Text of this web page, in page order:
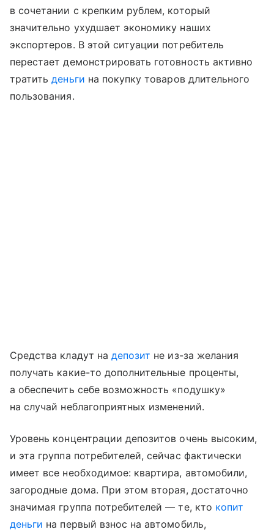
в сочетании с крепким рублем, который
значительно ухудшает экономику наших
экспортеров. В этой ситуации потребитель
перестает демонстрировать готовность активно
тратитьденьги на покупку товаров длительного
пользования.
Средства кладут на депозит не из-за желания
получать какие-то дополнительные проценты,
а обеспечить себе возможность «подушку»
на случай неблагоприятных изменений.
Уровень концентрации депозитов очень высоким,
и эта группа потребителей, сейчас фактически
имеет все необходимое: квартира, автомобили,
загородные дома. При этом вторая, достаточно
значимая группа потребителей — те, кто копит
деньги на первый взнос на автомобиль,